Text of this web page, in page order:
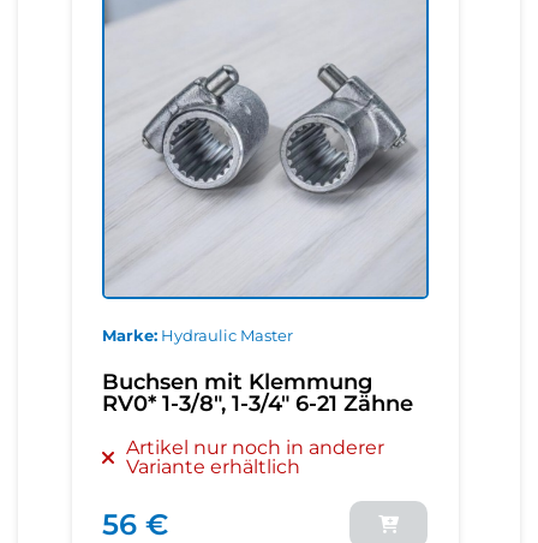
Marke Hydraulic Master
Buchsen mit Klemmung
RV0* 1-3/8", 1-3/4" 6-21 Zähne
Artikel nur noch in anderer
Variante erhältlich
56 €